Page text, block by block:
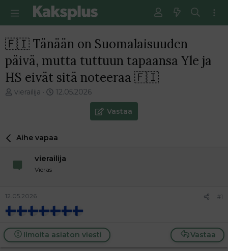
🇫🇮 Tänään on Suomalaisuuden
päivä, mutta tuttuun tapaansa Yle ja
HS eivät sitä noteeraa 🇫🇮
V
e
t
n
a
o
i
t
vierailija
E
m
i
i
e
s
t
i
12.05.2026
Vastaa
Aihe vapaa
vierailija
Vieras
12.05.2026 #1
Vastaa
Ilmoita asiaton viesti